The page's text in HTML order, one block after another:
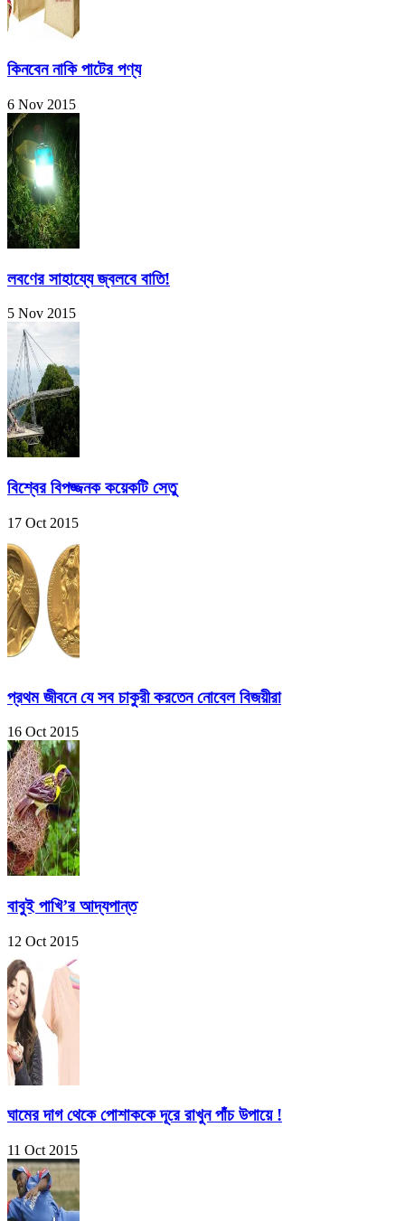
কিনবেন নাকি পাটের পণ্য
6 Nov 2015
লবণের সাহায্যে জ্বলবে বাতি!
5 Nov 2015
বিশ্বের বিপজ্জনক কয়েকটি সেতু
17 Oct 2015
প্রথম জীবনে যে সব চাকুরী করতেন নোবেল বিজয়ীরা
16 Oct 2015
বাবুই পাখি’র আদ্যপান্ত
12 Oct 2015
ঘামের দাগ থেকে পোশাককে দূরে রাখুন পাঁচ উপায়ে !
11 Oct 2015